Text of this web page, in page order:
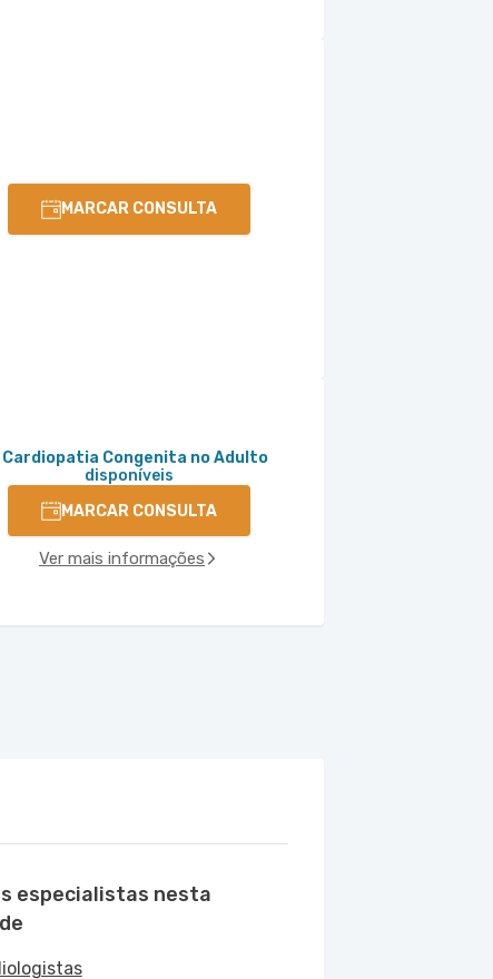
MARCAR CONSULTA
Cardiopatia Congenita no Adulto
disponíveis
MARCAR CONSULTA
Ver mais informações
especialistas nesta